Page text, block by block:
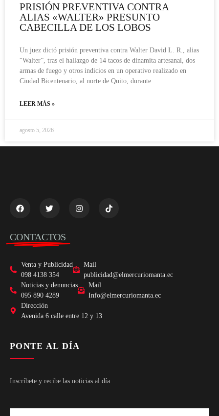
PRISIÓN PREVENTIVA CONTRA
ALIAS «WALTER» PRESUNTO
CABECILLA DE LOS LOBOS
Un juez dictó prisión preventiva contra Walter David L. R., alias
“Walter”, tras el hallazgo de 14 tacos de dinamita artesanal, dos
armas de fuego y otros indicios en un operativo realizado en
Ciudad Bicentenario, al norte de Quito, durante
LEER MÁS »
agosto 5, 2026
CONTACTOS
Venta y Publicidad
098 4138 354
Mail
publicidad@elmercuriomanta.ec
Noticias y denuncias
095 890 4289
Mail
Info@elmercuriomanta.ec
Dirección
Avenida 6 calle entre 12 y 13
PONTE AL DÍA
Inscríbete y recibe las noticias al día